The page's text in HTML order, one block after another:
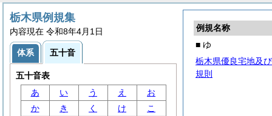
例規名称
■ ゆ
栃木県優良宅地及
規則
栃木県例規集
内容現在 令和8年4月1日
体系 五十音
五十音表
あ
い う え
お
か
き く け
こ